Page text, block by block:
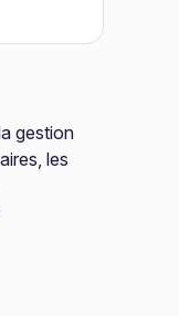
gestion
les